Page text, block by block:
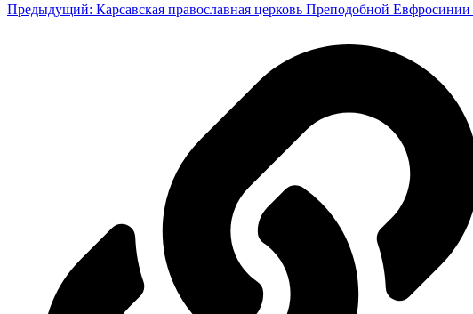
Предыдущий: Карсавская православная церковь Преподобной Евфросинии